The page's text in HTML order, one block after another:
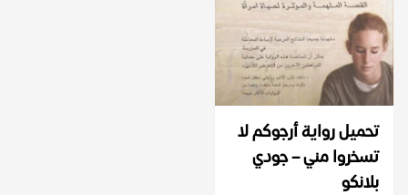
تحميل رواية أرجوكم لا
تسخروا مني – جودي
بلانكو